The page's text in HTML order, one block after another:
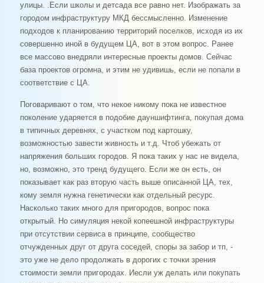
улицы. .Если школы и детсада все равно нет. Изображать за
городом инфраструктуру МКД бессмысленно. Изменение
подходов к планированию территорий поселков, исходя из их
совершенно иной в будущем ЦА, вот в этом вопрос. Ранее
все массово внедряли интересные проекты домов. Сейчас
база проектов огромна, и этим не удивишь, если не попали в
соответствие с ЦА.
Поговаривают о том, что некое никому пока не известное
поколение ударяется в подобие дауншифтинга, покупая дома
в типичных деревнях, с участком под картошку,
возможностью завести живность и т.д. Чтоб убежать от
напряжения больших городов. Я пока таких у нас не видела,
но, возможно, это тренд будущего. Если же он есть, он
показывает как раз вторую часть выше описанной ЦА, тех,
кому земля нужна генетически как отдельный ресурс.
Насколько таких много для пригородов, вопрос пока
открытый. Но симуляция некой копеешной инфраструктуры
при отсутствии сервиса в принципе, сообщество
отчужденных друг от друга соседей, споры за забор и тп, -
это уже не дело продолжать в дорогих с точки зрения
стоимости земли пригородах. Иесли уж делать или покупать